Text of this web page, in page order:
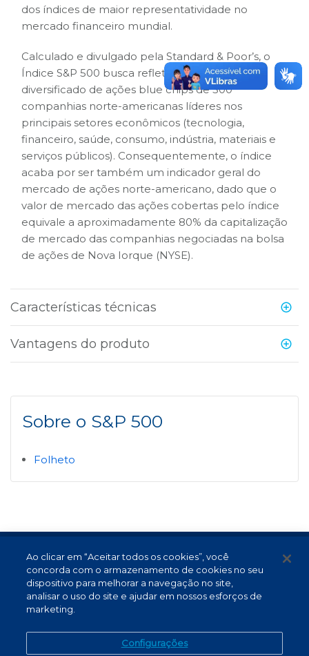
dos índices de maior representatividade no
mercado financeiro mundial.
Calculado e divulgado pela Standard & Poor’s, o
Índice S&P 500 busca refletir um portfólio
diversificado de ações blue chips de 500
companhias norte-americanas líderes nos
principais setores econômicos (tecnologia,
financeiro, saúde, consumo, indústria, materiais e
serviços públicos). Consequentemente, o índice
acaba por ser também um indicador geral do
mercado de ações norte-americano, dado que o
valor de mercado das ações cobertas pelo índice
equivale a aproximadamente 80% da capitalização
de mercado das companhias negociadas na bolsa
de ações de Nova Iorque (NYSE).
Características técnicas
Vantagens do produto
Sobre o S&P 500
Folheto
Termos de Uso e Proteção de Dados
Atendimento
Canal de Denúncias
Ao clicar em “Aceitar todos os cookies”, você
concorda com o armazenamento de cookies no seu
dispositivo para melhorar a navegação no site,
analisar o uso do site e ajudar em nossos esforços de
marketing.
Configurações